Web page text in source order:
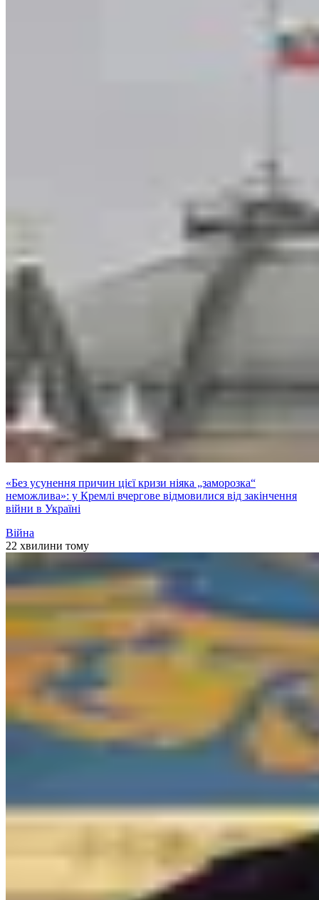
«Без усунення причин цієї кризи ніяка „заморозка“
неможлива»: у Кремлі вчергове відмовилися від закінчення
війни в Україні
Війна
22 хвилини тому